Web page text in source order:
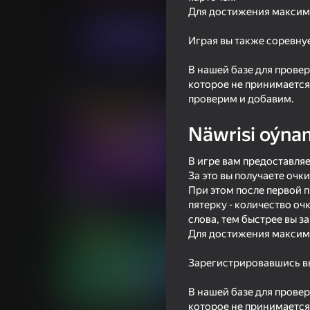
76
Cryptogram: Cipher
79
Для достижения
Играя вы также
В нашей базе для
которое не
проверим и добавим.
Näwrisi
В игре вам
За это вы получаете
При этом после первой
пятерку - количество
слова, тем быстрее вы
Для достижения
Зарегистрировавшись
В нашей базе для
которое не